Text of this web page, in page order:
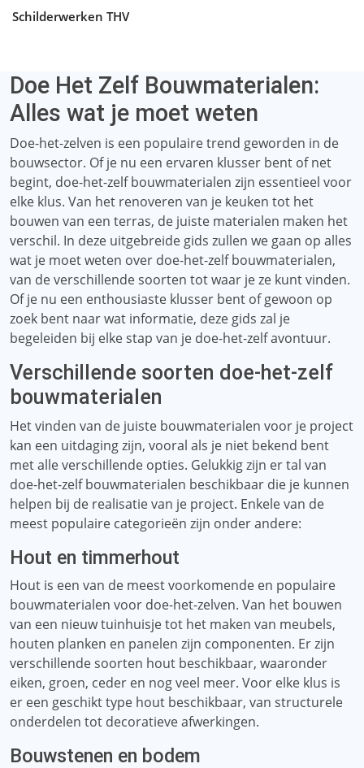
Schilderwerken THV
Doe Het Zelf Bouwmaterialen:
Alles wat je moet weten
Doe-het-zelven is een populaire trend geworden in de
bouwsector. Of je nu een ervaren klusser bent of net
begint, doe-het-zelf bouwmaterialen zijn essentieel voor
elke klus. Van het renoveren van je keuken tot het
bouwen van een terras, de juiste materialen maken het
verschil. In deze uitgebreide gids zullen we gaan op alles
wat je moet weten over doe-het-zelf bouwmaterialen,
van de verschillende soorten tot waar je ze kunt vinden.
Of je nu een enthousiaste klusser bent of gewoon op
zoek bent naar wat informatie, deze gids zal je
begeleiden bij elke stap van je doe-het-zelf avontuur.
Verschillende soorten doe-het-zelf
bouwmaterialen
Het vinden van de juiste bouwmaterialen voor je project
kan een uitdaging zijn, vooral als je niet bekend bent
met alle verschillende opties. Gelukkig zijn er tal van
doe-het-zelf bouwmaterialen beschikbaar die je kunnen
helpen bij de realisatie van je project. Enkele van de
meest populaire categorieën zijn onder andere:
Hout en timmerhout
Hout is een van de meest voorkomende en populaire
bouwmaterialen voor doe-het-zelven. Van het bouwen
van een nieuw tuinhuisje tot het maken van meubels,
houten planken en panelen zijn componenten. Er zijn
verschillende soorten hout beschikbaar, waaronder
eiken, groen, ceder en nog veel meer. Voor elke klus is
er een geschikt type hout beschikbaar, van structurele
onderdelen tot decoratieve afwerkingen.
Bouwstenen en bodem